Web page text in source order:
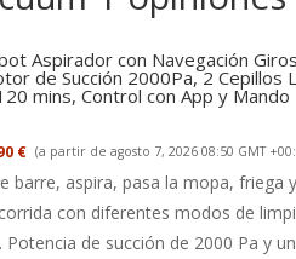
Aspirador con Navegación
de Succión 2000Pa, 2 Cepillos
mins, Control con App y Mando
€ (a partir de agosto 7, 2026 08:50 GMT
barre, aspira, pasa la mopa, friega
con diferentes modos de
Potencia de succión de 2000 Pa y